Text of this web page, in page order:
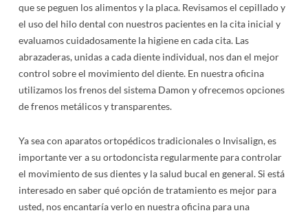
que se peguen los alimentos y la placa. Revisamos el cepillado y
el uso del hilo dental con nuestros pacientes en la cita inicial y
evaluamos cuidadosamente la higiene en cada cita. Las
abrazaderas, unidas a cada diente individual, nos dan el mejor
control sobre el movimiento del diente. En nuestra oficina
utilizamos los frenos del sistema Damon y ofrecemos opciones
de frenos metálicos y transparentes.
Ya sea con aparatos ortopédicos tradicionales o Invisalign, es
importante ver a su ortodoncista regularmente para controlar
el movimiento de sus dientes y la salud bucal en general. Si está
interesado en saber qué opción de tratamiento es mejor para
usted, nos encantaría verlo en nuestra oficina para una